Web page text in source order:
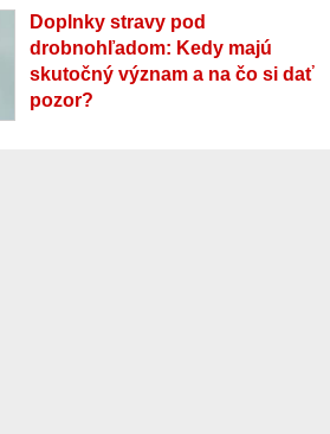
Doplnky stravy pod
drobnohľadom: Kedy majú
skutočný význam a na čo si dať
pozor?